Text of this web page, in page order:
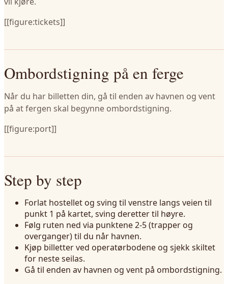
[[figure:tickets]]
Ombordstigning på en ferge
Når du har billetten din, gå til enden av havnen og vent
på at fergen skal begynne ombordstigning.
[[figure:port]]
Step by step
Forlat hostellet og sving til venstre langs veien til
punkt 1 på kartet, sving deretter til høyre.
Følg ruten ned via punktene 2-5 (trapper og
overganger) til du når havnen.
Kjøp billetter ved operatørbodene og sjekk skiltet
for neste seilas.
Gå til enden av havnen og vent på ombordstigning.